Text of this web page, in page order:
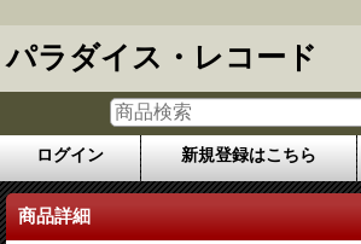
パラダイス・レコード
ログイン 新規登録はこちら
商品詳細